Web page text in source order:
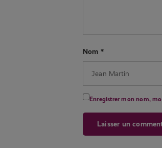
Nom *
Enregistrer mon nom,